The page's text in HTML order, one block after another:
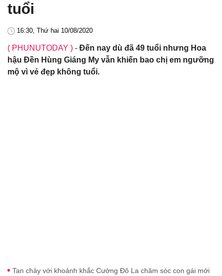
tuổi
16:30, Thứ hai 10/08/2020
( PHUNUTODAY ) - Đến nay dù đã 49 tuổi nhưng Hoa
hậu Đền Hùng Giáng My vẫn khiến bao chị em ngưỡng
mộ vì vẻ đẹp không tuổi.
Tan chảy với khoảnh khắc Cường Đô La chăm sóc con gái mới